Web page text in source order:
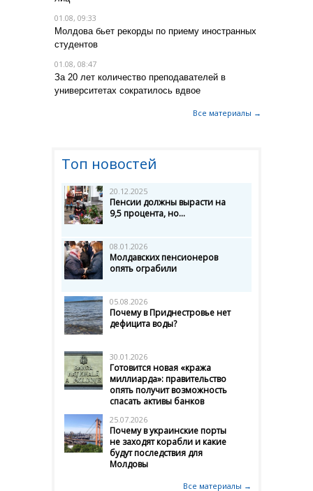
01.08, 09:33
Молдова бьет рекорды по приему иностранных
студентов
01.08, 08:47
За 20 лет количество преподавателей в
университетах сократилось вдвое
Все материалы →
Топ новостей
20.12.2025
Пенсии должны вырасти на
9,5 процента, но...
08.01.2026
Молдавских пенсионеров
опять ограбили
05.08.2026
Почему в Приднестровье нет
дефицита воды?
30.01.2026
Готовится новая «кража
миллиарда»: правительство
опять получит возможность
спасать активы банков
25.07.2026
Почему в украинские порты
не заходят корабли и какие
будут последствия для
Молдовы
Все материалы →